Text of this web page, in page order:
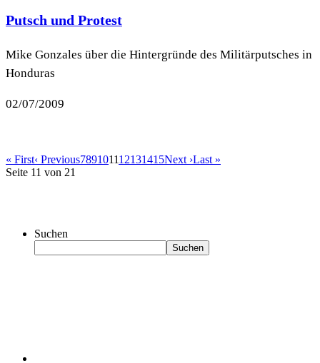
Putsch und Protest
Mike Gonzales über die Hintergründe des Militärputsches in
Honduras
02/07/2009
« First‹ Previous789101112131415Next ›Last »
Seite 11 von 21
Suchen
Suchen